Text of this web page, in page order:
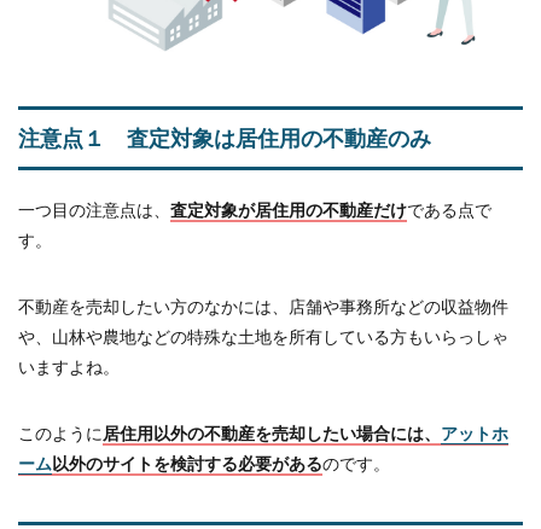
注意点１ 査定対象は居住用の不動産のみ
一つ目の注意点は、 査定対象が居住用の不動産だけである点で
す。
不動産を売却したい方のなかには、店舗や事務所などの収益物件
や、山林や農地などの特殊な土地を所有している方もいらっしゃ
いますよね。
このように 居住用以外の不動産を売却したい場合には、 アットホ
ーム以外のサイトを検討する必要があるのです。